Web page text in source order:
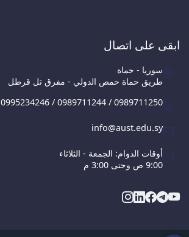
ابقى على اتصال
سوريا - حماة
طريق حماة حمص الدولي - مفرق تل قرطل
0995234246 / 0989711244 / 0989711250
info@aust.edu.sy
أوقات الدوام: الجمعة - الثلاثاء
9:00 ص وحتى 3:00 م